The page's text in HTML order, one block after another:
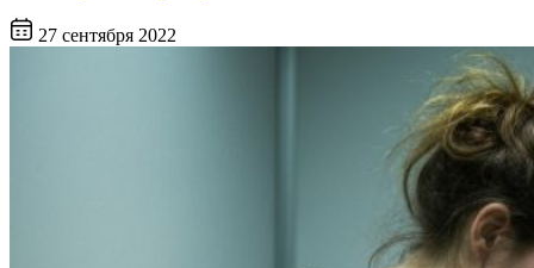
27 сентября 2022